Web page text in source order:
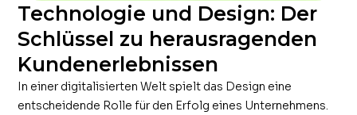
Technologie und Design: Der
Schlüssel zu herausragenden
Kundenerlebnissen
In einer digitalisierten Welt spielt das Design eine
entscheidende Rolle für den Erfolg eines Unternehmens.